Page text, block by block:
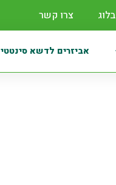
בלוג צרו קשר
אביזרים לדשא סינטטי